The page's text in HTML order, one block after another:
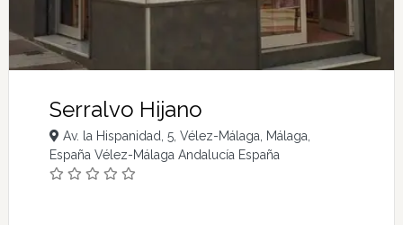
Serralvo Hijano
Av. la Hispanidad, 5, Vélez-Málaga, Málaga,
España Vélez-Málaga Andalucía España